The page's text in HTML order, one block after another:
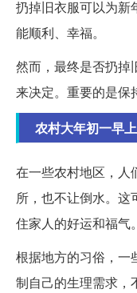
扔掉旧衣服可以为新
能顺利、幸福。
然而，最终是否扔掉
来决定。重要的是保
农村大年初一早
在一些农村地区，人
所，也不让倒水。这
住家人的好运和福气。
根据地方的习俗，一
制自己的生理需求，